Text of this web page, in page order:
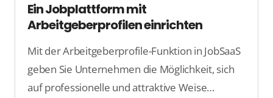
Ein Jobplattform mit
Arbeitgeberprofilen einrichten
Mit der Arbeitgeberprofile-Funktion in JobSaaS
geben Sie Unternehmen die Möglichkeit, sich
auf professionelle und attraktive Weise